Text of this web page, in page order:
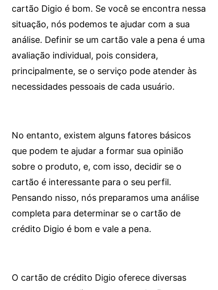
cartão Digio é bom. Se você se encontra nessa
situação, nós podemos te ajudar com a sua
análise. Definir se um cartão vale a pena é uma
avaliação individual, pois considera,
principalmente, se o serviço pode atender às
necessidades pessoais de cada usuário.
No entanto, existem alguns fatores básicos
que podem te ajudar a formar sua opinião
sobre o produto, e, com isso, decidir se o
cartão é interessante para o seu perfil.
Pensando nisso, nós preparamos uma análise
completa para determinar se o cartão de
crédito Digio é bom e vale a pena.
O cartão de crédito Digio oferece diversas